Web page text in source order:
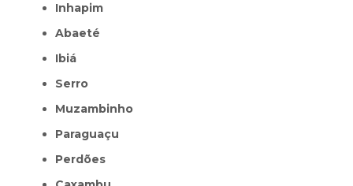
Inhapim
Abaeté
Ibiá
Serro
Muzambinho
Paraguaçu
Perdões